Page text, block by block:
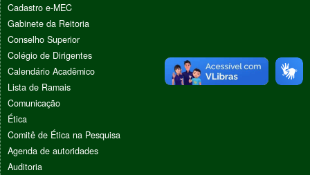
Cadastro e-MEC
Gabinete da Reitoria
Conselho Superior
Colégio de Dirigentes
Calendário Acadêmico
Lista de Ramais
Comunicação
Ética
Comitê de Ética na Pesquisa
Agenda de autoridades
Auditoria